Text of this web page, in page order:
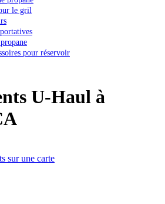
le gril
pour réservoir
U-Haul à
sur une carte